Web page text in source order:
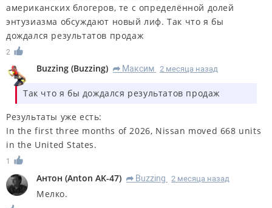
американских блогеров, те с определённой долей
энтузиазма обсуждают новый лиф. Так что я бы
дождался результатов продаж
2
Buzzing (Buzzing) R Максим 2 месяца назад
Так что я бы дождался результатов продаж
Результаты уже есть:
In the first three months of 2026, Nissan moved 668 units
in the United States.
1
Антон (Anton AK-47) R Buzzing 2 месяца назад
Мелко.